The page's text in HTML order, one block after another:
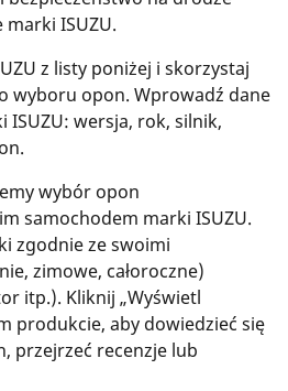
ISUZU.
z listy poniżej i skorzystaj
wyboru opon. Wprowadź dane
wersja, rok, silnik,
wybór opon
samochodem marki ISUZU.
zgodnie ze swoimi
zimowe, całoroczne)
itp.). Kliknij „Wyświetl
produkcie, aby dowiedzieć się
przejrzeć recenzje lub